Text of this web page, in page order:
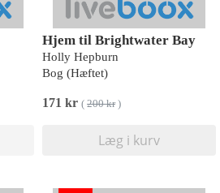
Hjem til Brightwater Bay
Holly Hepburn
Bog (Hæftet)
171 kr ( 200 kr)
Læg i kurv